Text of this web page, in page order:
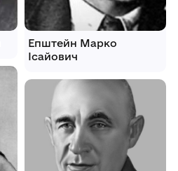
Епштейн Марко
Ісайович